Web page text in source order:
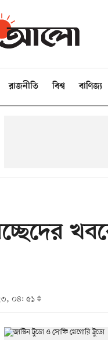
রাজনীতি বিশ্ব বাণিজ্য
০৪: ৫১